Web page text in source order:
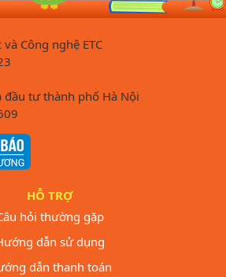
Công nghệ ETC
đầu tư thành phố Hà Nội
HỖ TRỢ
hỏi thường gặp
dẫn sử dụng
dẫn thanh toán